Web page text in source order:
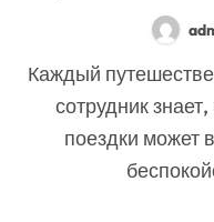
Каждый путешественник или командированный
сотрудник
поездки может